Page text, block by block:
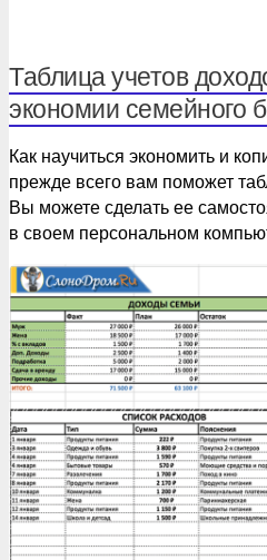
Таблица учетов
экономии семейного
Как научиться экономить и
прежде всего вам поможет
Вы можете сделать ее
в своем персональном